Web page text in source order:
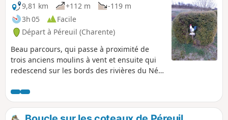
9,81 km
+112 m
-119 m
3h 05
Facile
Départ à Péreuil (Charente)
Beau parcours, qui passe à proximité de
trois anciens moulins à vent et ensuite qui
redescend sur les bords des rivières du Né
eau. Ensuite, le parcours remonte dans les
vignes pour redescendre encore sur le bord
du Né. Circuit vallonné et avec de beaux